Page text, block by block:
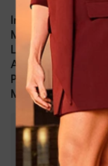
Indicado para: Dia
Material: Sintético
Largura da bolsa:
Altura da bolsa:
Profundidade:
Medida das alças:
Cor: Metalizado
Referência